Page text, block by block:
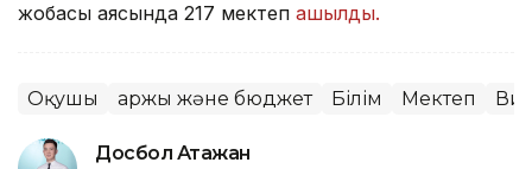
жобасы аясында 217 мектеп ашылды.
Оқушы Қаржы және бюджет Білім Мектеп
Досбол Атажан